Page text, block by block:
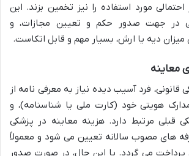
مورد استفاده را نیز تخمین بزند. این
در جهت صدور حکم و تعیین مجازات، و
دیه یا ارش، بسیار مهم و قابل اتکاست.
معاینه
قانونی، فرد آسیب دیده نیاز به معرفی نامه از
مدارک هویتی خود (کارت ملی یا شناسنامه)، و
قبلی مرتبط دارد. هزینه معاینه در پزشکی
های مصوب سالانه تعیین می شود و معمولاً
پرداخت می گردد. با این حال، در صورت صدور